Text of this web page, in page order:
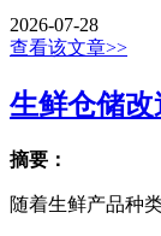
2026-07-28
查看该文章>>
生鲜仓储
摘要：
随着生鲜产品种